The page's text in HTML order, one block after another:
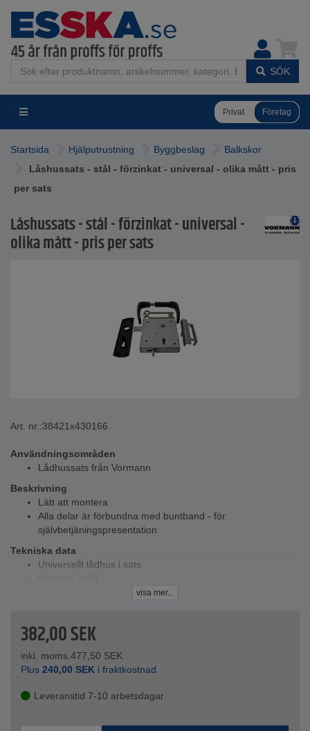
SÖK
Privat Företag
Startsida Hjälputrustning Byggbeslag
Balkskor
Låshussats - stål - förzinkat - universal - olika mått - pris
per sats
Låshussats - stål - förzinkat - universal -
olika mått - pris per sats
Art. nr.:38421x430166
Användningsområden
Lådhussats från Vormann
Beskrivning
Lätt att montera
Alla delar är förbundna med buntband - för
självbetjäningspresentation
Tekniska data
Universellt lådhus i sats
Mått kan variera
visa mer...
382,00SEK
inkl. moms.477,50 SEK
Plus 240,00 SEK i fraktkostnad
Leveranstid 7-10 arbetsdagar